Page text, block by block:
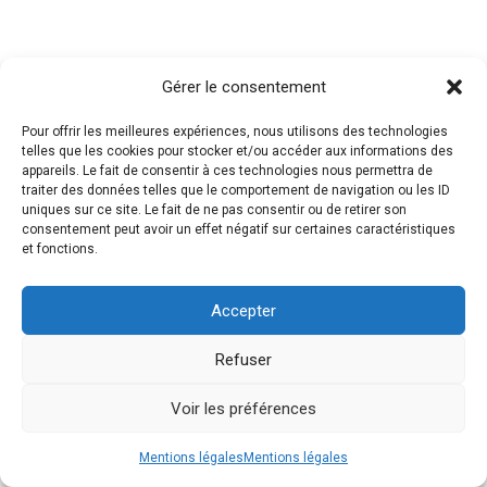
Gérer le consentement
Pour offrir les meilleures expériences, nous utilisons des technologies
telles que les cookies pour stocker et/ou accéder aux informations des
appareils. Le fait de consentir à ces technologies nous permettra de
traiter des données telles que le comportement de navigation ou les ID
uniques sur ce site. Le fait de ne pas consentir ou de retirer son
consentement peut avoir un effet négatif sur certaines caractéristiques
et fonctions.
Accepter
Refuser
Voir les préférences
Mentions légales Mentions légales
Politiques de confidentialité
Gestion des cookies